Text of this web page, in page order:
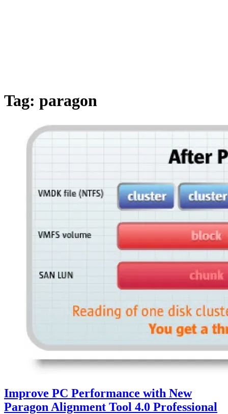
Tag: paragon
Improve PC Performance with New
Paragon Alignment Tool 4.0 Professional